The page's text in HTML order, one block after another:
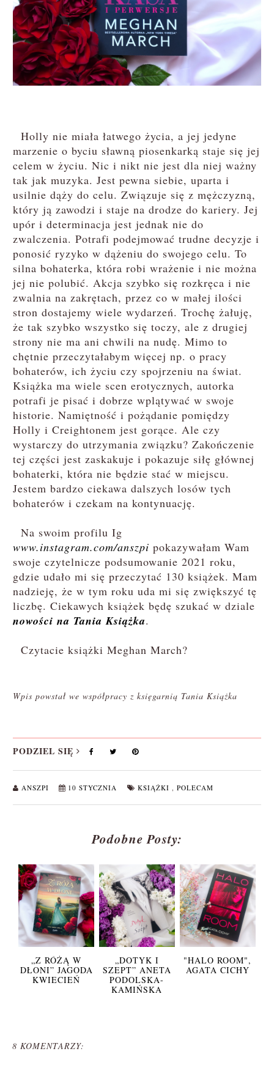
Holly nie miała łatwego życia, a jej jedyne
marzenie o byciu sławną piosenkarką staje się jej
celem w życiu. Nic i nikt nie jest dla niej ważny
tak jak muzyka. Jest pewna siebie, uparta i
usilnie dąży do celu. Związuje się z mężczyzną,
który ją zawodzi i staje na drodze do kariery. Jej
upór i determinacja jest jednak nie do
zwalczenia. Potrafi podejmować trudne decyzje i
ponosić ryzyko w dążeniu do swojego celu. To
silna bohaterka, która robi wrażenie i nie można
jej nie polubić. Akcja szybko się rozkręca i nie
zwalnia na zakrętach, przez co w małej ilości
stron dostajemy wiele wydarzeń. Trochę żałuję,
że tak szybko wszystko się toczy, ale z drugiej
strony nie ma ani chwili na nudę. Mimo to
chętnie przeczytałabym więcej np. o pracy
bohaterów, ich życiu czy spojrzeniu na świat.
Książka ma wiele scen erotycznych, autorka
potrafi je pisać i dobrze wplątywać w swoje
historie. Namiętność i pożądanie pomiędzy
Holly i Creightonem jest gorące. Ale czy
wystarczy do utrzymania związku? Zakończenie
tej części jest zaskakuje i pokazuje siłę głównej
bohaterki, która nie będzie stać w miejscu.
Jestem bardzo ciekawa dalszych losów tych
bohaterów i czekam na kontynuację.
Na swoim profilu Ig
www.instagram.com/anszpi pokazywałam Wam
swoje czytelnicze podsumowanie 2021 roku,
gdzie udało mi się przeczytać 130 książek. Mam
nadzieję, że w tym roku uda mi się zwiększyć tę
liczbę. Ciekawych książek będę szukać w dziale
nowości na Tania Książka.
Czytacie książki Meghan March?
Wpis powstał we współpracy z księgarnią Tania Książka
PODZIEL SIĘ
ANSZPI 10 STYCZNIA KSIĄŻKI POLECAM
Podobne Posty:
„Z RÓŻĄ W
DŁONI” JAGODA
KWIECIEŃ
„DOTYK I
SZEPT” ANETA
PODOLSKA-
KAMIŃSKA
"HALO ROOM",
AGATA CICHY
8 KOMENTARZY: